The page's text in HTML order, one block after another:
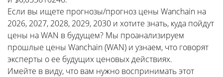
Если вы ищете прогнозы/прогноз цены Wanchain на
2026, 2027, 2028, 2029, 2030 и хотите знать, куда пойдут
цены на WAN в будущем? Мы проанализируем
прошлые цены Wanchain (WAN) и узнаем, что говорят
эксперты о ее будущих ценовых действиях.
Имейте в виду, что вам нужно воспринимать этот